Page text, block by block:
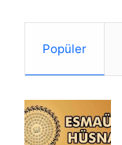
Popüler